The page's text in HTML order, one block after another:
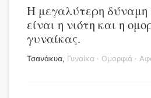
Η μεγαλύτερη δύναμη
είναι η νιότη και η
γυναίκας.
Τσανάκυα, Γυναίκα · Ομορφιά ·